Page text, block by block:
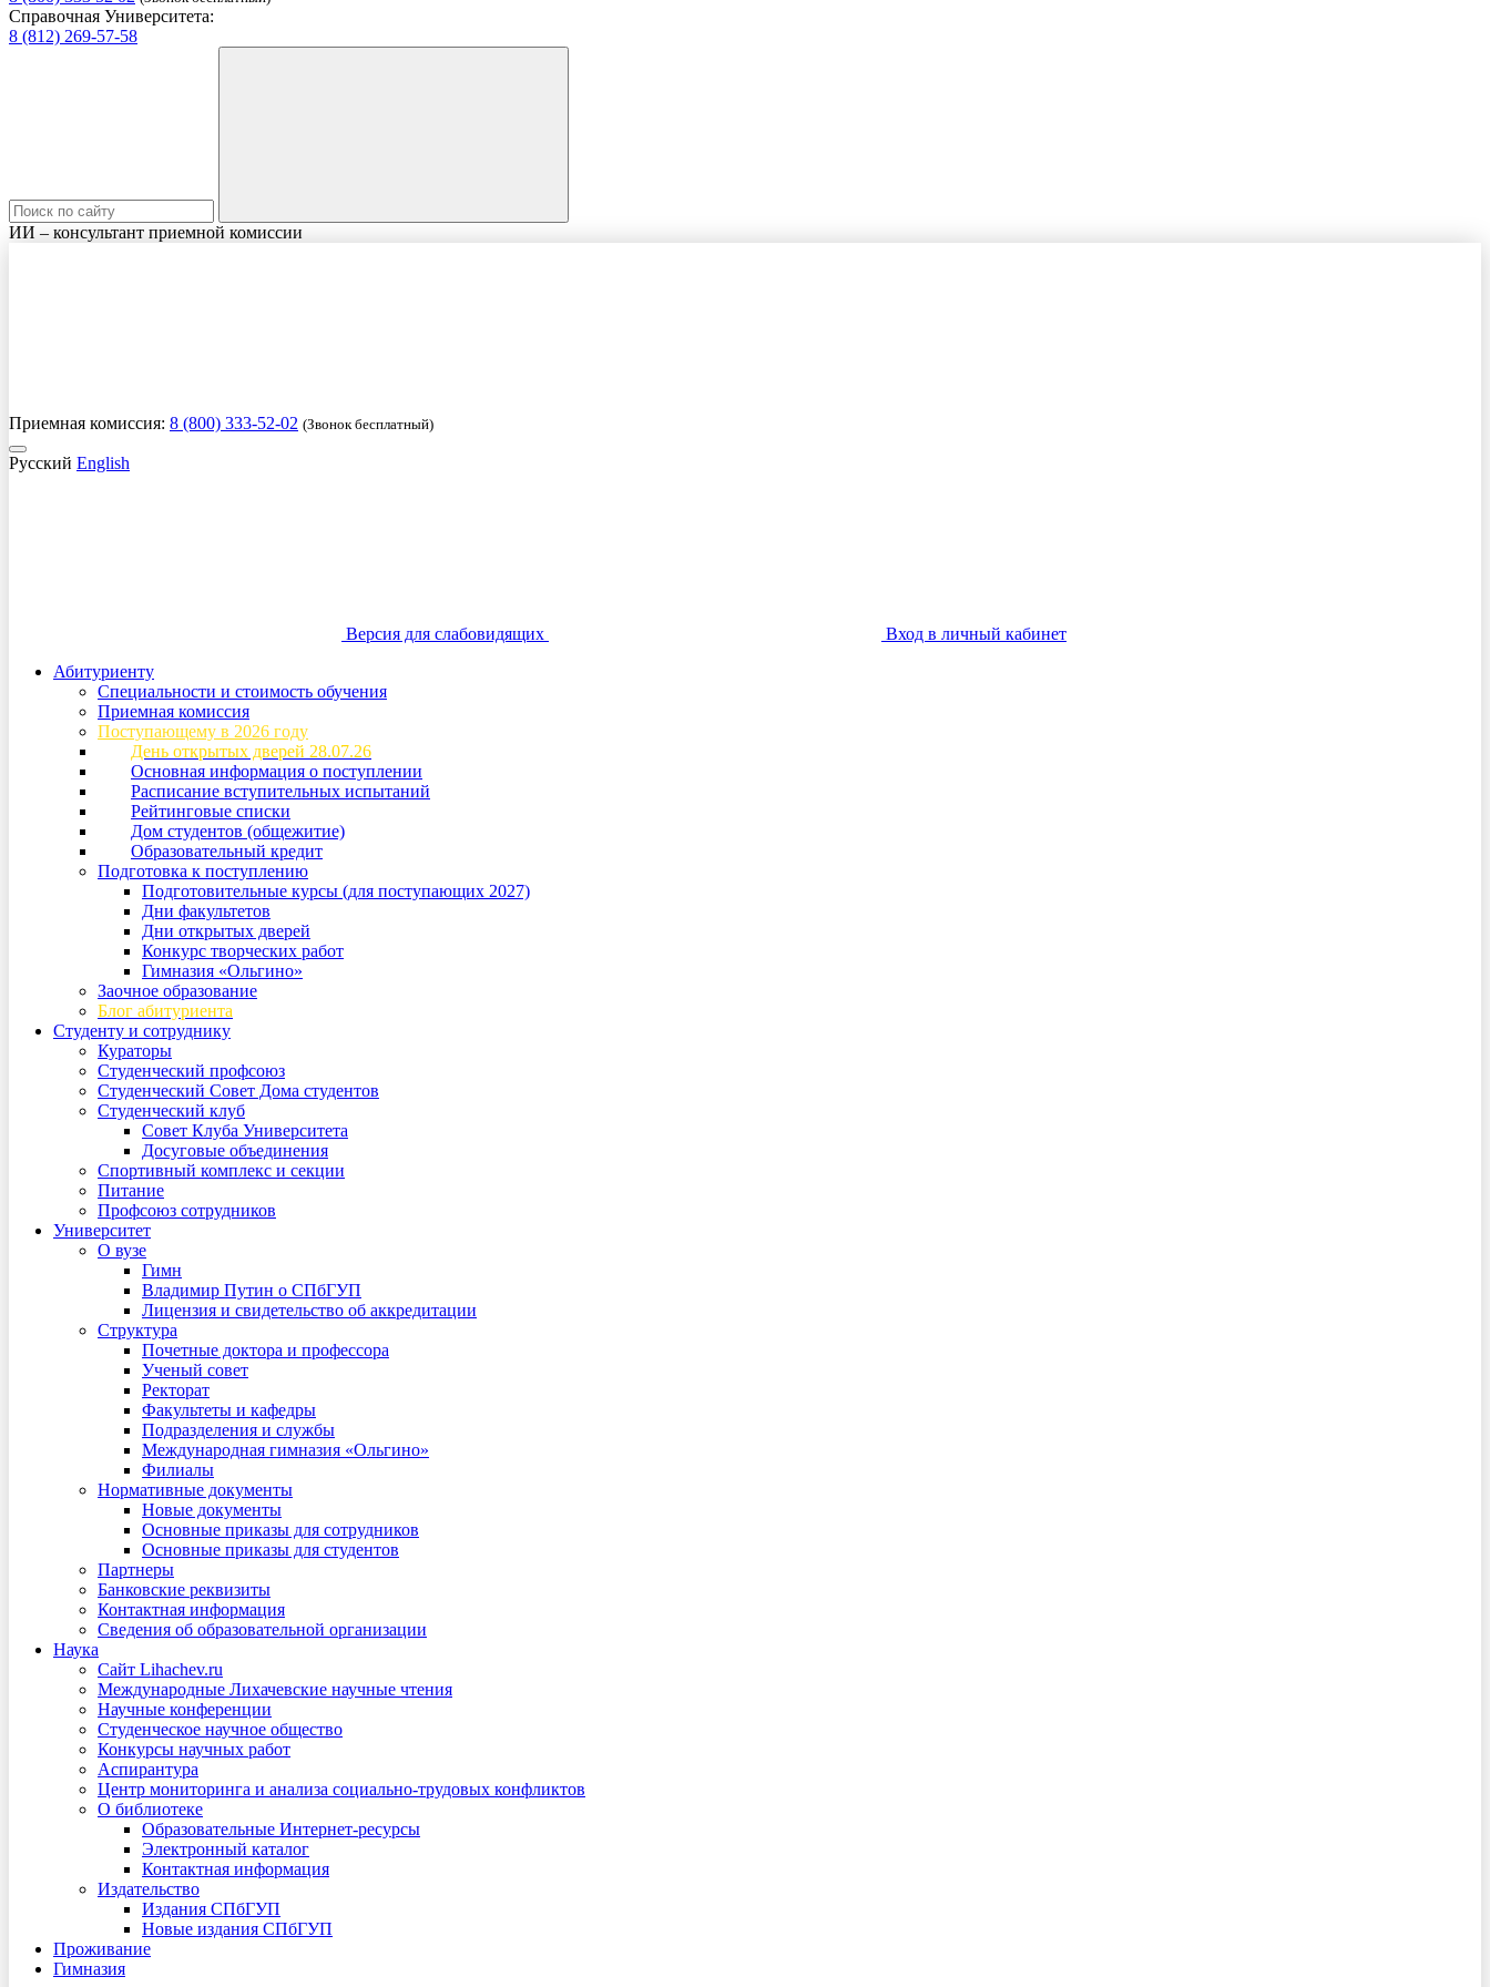
Справочная Университета:
8 (812) 269-57-58
ИИ – консультант приемной комиссии
Приемная комиссия: 8 (800) 333-52-02 (Звонок бесплатный)
Русский English
Версия для слабовидящих
Вход в личный кабинет
Абитуриенту
Специальности и стоимость обучения
Приемная комиссия
Поступающему в 2026 году
День открытых дверей 28.07.26
Основная информация о поступлении
Расписание вступительных испытаний
Рейтинговые списки
Дом студентов (общежитие)
Образовательный кредит
Подготовка к поступлению
Подготовительные курсы (для поступающих 2027)
Дни факультетов
Дни открытых дверей
Конкурс творческих работ
Гимназия «Ольгино»
Заочное образование
Блог абитуриента
Студенту и сотруднику
Кураторы
Студенческий профсоюз
Студенческий Совет Дома студентов
Студенческий клуб
Совет Клуба Университета
Досуговые объединения
Спортивный комплекс и секции
Питание
Профсоюз сотрудников
Университет
О вузе
Гимн
Владимир Путин о СПбГУП
Лицензия и свидетельство об аккредитации
Структура
Почетные доктора и профессора
Ученый совет
Ректорат
Факультеты и кафедры
Подразделения и службы
Международная гимназия «Ольгино»
Филиалы
Нормативные документы
Новые документы
Основные приказы для сотрудников
Основные приказы для студентов
Партнеры
Банковские реквизиты
Контактная информация
Сведения об образовательной организации
Наука
Сайт Lihachev.ru
Международные Лихачевские научные чтения
Научные конференции
Студенческое научное общество
Конкурсы научных работ
Аспирантура
Центр мониторинга и анализа социально-трудовых конфликтов
О библиотеке
Образовательные Интернет-ресурсы
Электронный каталог
Контактная информация
Издательство
Издания СПбГУП
Новые издания СПбГУП
Проживание
Гимназия